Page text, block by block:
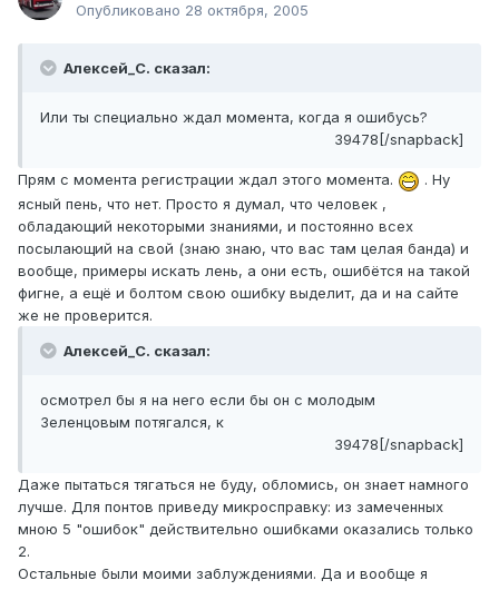
Опубликовано 28 октября, 2005
Алексей_С. сказал:
Или ты специально ждал момента, когда я ошибусь?
39478[/snapback]
Прям с момента регистрации ждал этого момента.
. Ну
ясный пень, что нет. Просто я думал, что человек ,
обладающий некоторыми знаниями, и постоянно всех
посылающий на свой (знаю знаю, что вас там целая банда) и
вообще, примеры искать лень, а они есть, ошибётся на такой
фигне, а ещё и болтом свою ошибку выделит, да и на сайте
же не проверится.
Алексей_С. сказал:
осмотрел бы я на него если бы он с молодым
Зеленцовым потягался, к
39478[/snapback]
Даже пытаться тягаться не буду, обломись, он знает намного
лучше. Для понтов приведу микросправку: из замеченных
мною 5 "ошибок" действительно ошибками оказались только
2.
Остальные были моими заблуждениями. Да и вообще я